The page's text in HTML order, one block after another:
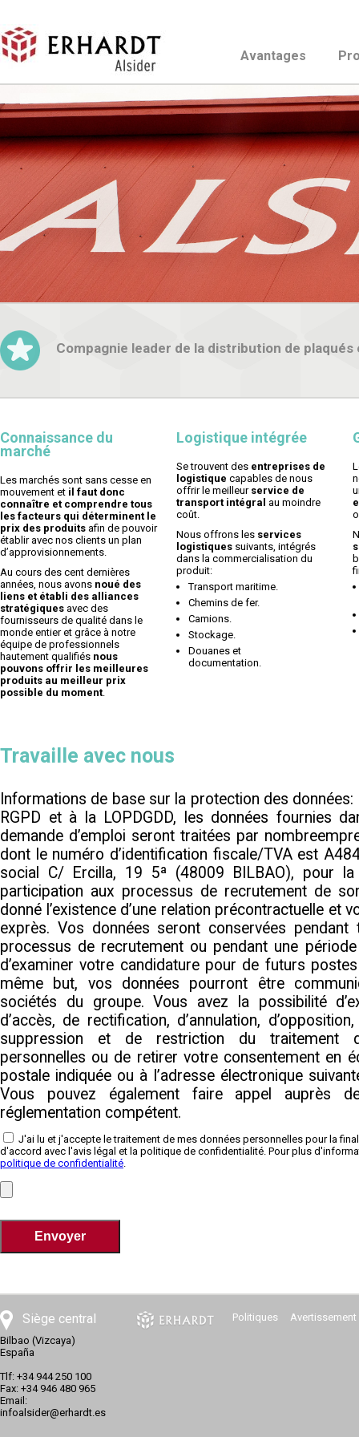
Avantages
Compagnie leader de la distribution de plaqués
Connaissance du
marché
Les marchés sont sans cesse en
mouvement et il faut donc
connaître et comprendre tous
les facteurs qui déterminent le
prix des produits afin de pouvoir
établir avec nos clients un plan
d’approvisionnements.
Au cours des cent dernières
années, nous avons noué des
liens et établi des alliances
stratégiques avec des
fournisseurs de qualité dans le
monde entier et grâce à notre
équipe de professionnels
hautement qualifiés nous
pouvons offrir les meilleures
produits au meilleur prix
possible du moment.
Logistique intégrée
Se trouvent des entreprises de
logistique capables de nous
offrir le meilleur service de
transport intégral au moindre
coût.
Nous offrons les services
logistiques suivants, intégrés
dans la commercialisation du
produit:
Transport maritime.
Chemins de fer.
Camions.
Stockage.
Douanes et
documentation.
Travaille avec nous
Informations de base sur la protection des
RGPD et à la LOPDGDD, les données fournies
demande d’emploi seront traitées par
dont le numéro d’identification fiscale/TVA est
social C/ Ercilla, 19 5ª (48009 BILBAO), pour
participation aux processus de recrutement de
donné l’existence d’une relation précontractuelle et
exprès. Vos données seront conservées
processus de recrutement ou pendant une
d’examiner votre candidature pour de futurs
même but, vos données pourront être
sociétés du groupe. Vous avez la possibilité
d’accès, de rectification, d’annulation,
suppression et de restriction du traitement
personnelles ou de retirer votre consentement en
postale indiquée ou à l’adresse électronique
Vous pouvez également faire appel auprès
réglementation compétent.
J'ai lu et j'accepte le traitement de mes données personnelles pour la
d'accord avec l'avis légal et la politique de confidentialité. Pour plus
politique de confidentialité.
Siège central
Bilbao (Vizcaya)
España
Tlf: +34 944 250 100
Fax: +34 946 480 965
Email:
infoalsider@erhardt.es
Avertissement
Politiques